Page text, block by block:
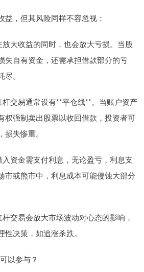
益，但其风险同样不容忽视：
大收益的同时，也会放大亏损。当股
失自有资金，还需承担借款部分的亏
。
交易通常设有**平仓线**。当账户资产
权强制卖出股票以收回借款，投资者可
失惨重。
资金需支付利息，无论盈亏，利息支
市或熊市中，利息成本可能侵蚀大部分
交易会放大市场波动对心态的影响，
决策，如追涨杀跌。
以参与？